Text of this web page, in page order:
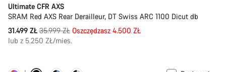
Ultimate CFR AXS
SRAM Red AXS Rear Derailleur, DT Swiss ARC 1100 Dicut db
31.499 ZŁ Oryginalna
cena
35.999 ZŁ Oszczędzasz 4.500 ZŁ
lub z 5.250 ZŁ/mies.